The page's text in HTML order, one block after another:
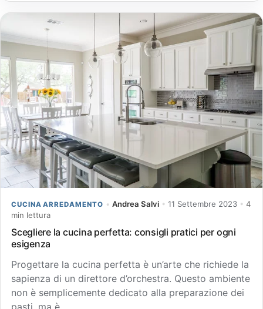
CUCINA ARREDAMENTO • Andrea Salvi • 11 Settembre 2023 • 4
min lettura
Scegliere la cucina perfetta: consigli pratici per ogni
esigenza
Progettare la cucina perfetta è un’arte che richiede la
sapienza di un direttore d’orchestra. Questo ambiente
non è semplicemente dedicato alla preparazione dei
pasti, ma è…